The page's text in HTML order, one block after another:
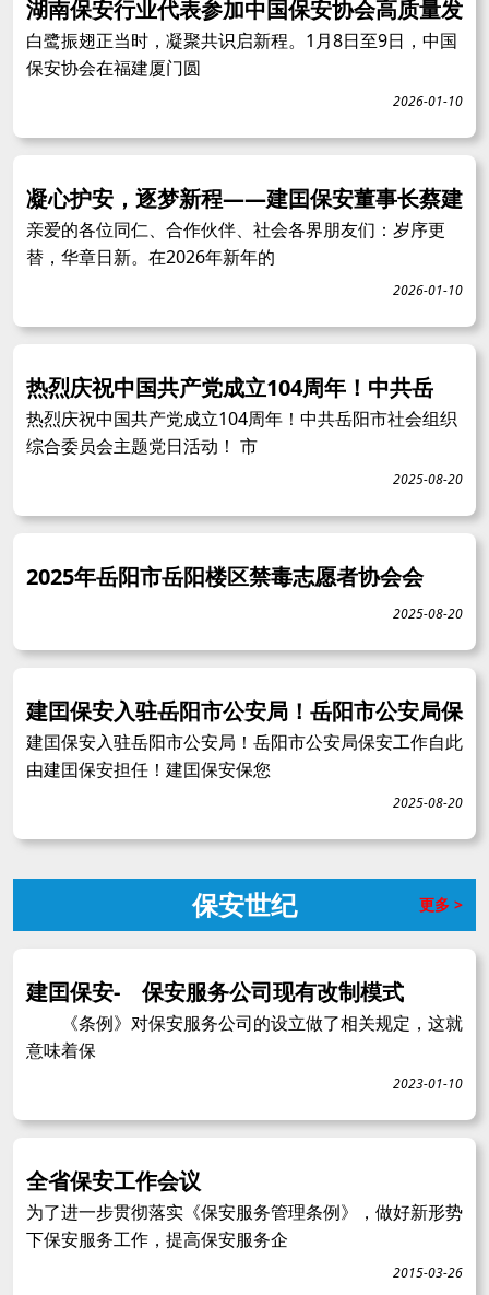
湖南保安行业代表参加中国保安协会高质量发
白鹭振翅正当时，凝聚共识启新程。1月8日至9日，中国
保安协会在福建厦门圆
2026-01-10
凝心护安，逐梦新程——建囯保安董事长蔡建
亲爱的各位同仁、合作伙伴、社会各界朋友们：岁序更
替，华章日新。在2026年新年的
2026-01-10
热烈庆祝中国共产党成立104周年！中共岳
热烈庆祝中国共产党成立104周年！中共岳阳市社会组织
综合委员会主题党日活动！ 市
2025-08-20
2025年岳阳市岳阳楼区禁毒志愿者协会会
2025-08-20
建囯保安入驻岳阳市公安局！岳阳市公安局保
建囯保安入驻岳阳市公安局！岳阳市公安局保安工作自此
由建囯保安担任！建囯保安保您
2025-08-20
保安世纪 更多 >
建囯保安- 保安服务公司现有改制模式
《条例》对保安服务公司的设立做了相关规定，这就
意味着保
2023-01-10
全省保安工作会议
为了进一步贯彻落实《保安服务管理条例》，做好新形势
下保安服务工作，提高保安服务企
2015-03-26